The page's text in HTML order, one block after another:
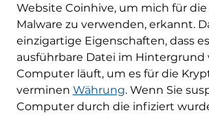
Website Coinhive, um mich für
Malware zu verwenden, erkannt.
einzigartige Eigenschaften, dass
ausführbare Datei im Hintergrund
Computer läuft, um es für die
verminen Währung. Wenn Sie
Computer durch die infiziert